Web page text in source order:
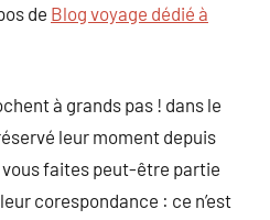
de Blog voyage dédié à
à grands pas ! dans le
leur moment depuis
vous faites peut-être partie
corespondance : ce n’est